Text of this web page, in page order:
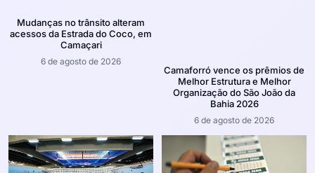
Mudanças no trânsito alteram
acessos da Estrada do Coco, em
Camaçari
6 de agosto de 2026
Camaforró vence os prêmios de
Melhor Estrutura e Melhor
Organização do São João da
Bahia 2026
6 de agosto de 2026